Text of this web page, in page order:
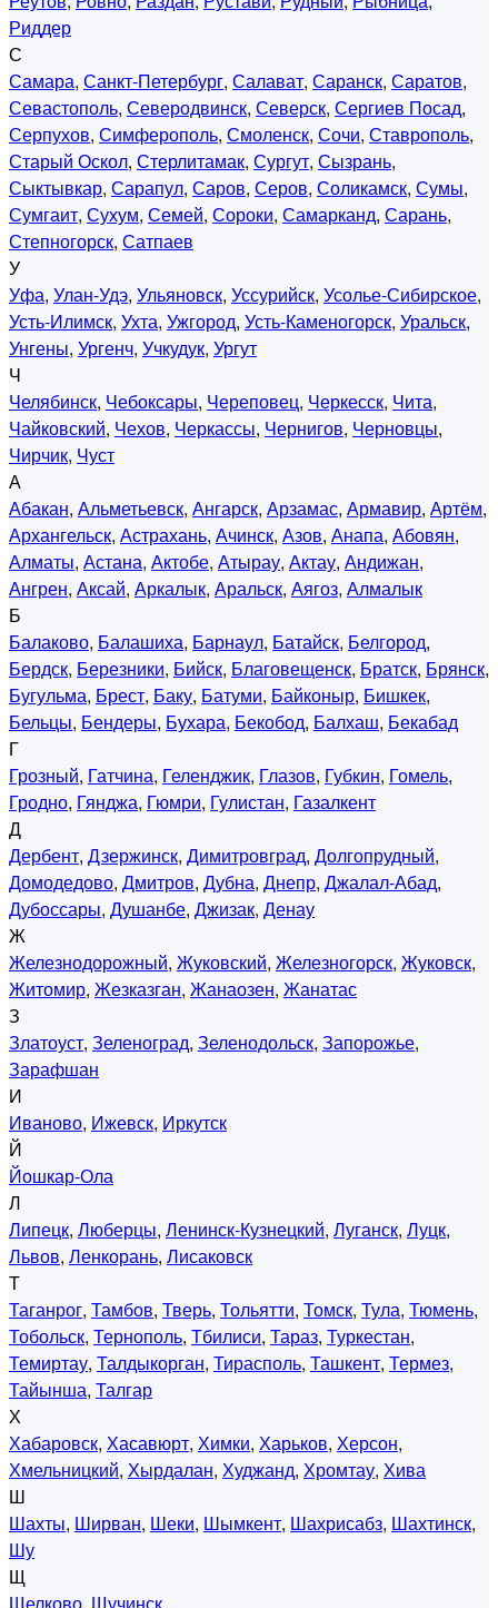
Риддер
С
Самара, Санкт-Петербург, Салават, Саранск, Саратов,
Севастополь, Северодвинск, Северск, Сергиев Посад,
Серпухов, Симферополь, Смоленск, Сочи, Ставрополь,
Старый Оскол, Стерлитамак, Сургут, Сызрань,
Сыктывкар, Сарапул, Саров, Серов, Соликамск, Сумы,
Сумгаит, Сухум, Семей, Сороки, Самарканд, Сарань,
Степногорск, Сатпаев
У
Уфа, Улан-Удэ, Ульяновск, Уссурийск, Усолье-Сибирское,
Усть-Илимск, Ухта, Ужгород, Усть-Каменогорск, Уральск,
Унгены, Ургенч, Учкудук, Ургут
Ч
Челябинск, Чебоксары, Череповец, Черкесск, Чита,
Чайковский, Чехов, Черкассы, Чернигов, Черновцы,
Чирчик, Чуст
А
Абакан, Альметьевск, Ангарск, Арзамас, Армавир, Артём,
Архангельск, Астрахань, Ачинск, Азов, Анапа, Абовян,
Алматы, Астана, Актобе, Атырау, Актау, Андижан,
Ангрен, Аксай, Аркалык, Аральск, Аягоз, Алмалык
Б
Балаково, Балашиха, Барнаул, Батайск, Белгород,
Бердск, Березники, Бийск, Благовещенск, Братск, Брянск,
Бугульма, Брест, Баку, Батуми, Байконыр, Бишкек,
Бельцы, Бендеры, Бухара, Бекобод, Балхаш, Бекабад
Г
Грозный, Гатчина, Геленджик, Глазов, Губкин, Гомель,
Гродно, Гянджа, Гюмри, Гулистан, Газалкент
Д
Дербент, Дзержинск, Димитровград, Долгопрудный,
Домодедово, Дмитров, Дубна, Днепр, Джалал-Абад,
Дубоссары, Душанбе, Джизак, Денау
Ж
Железнодорожный, Жуковский, Железногорск, Жуковск,
Житомир, Жезказган, Жанаозен, Жанатас
З
Златоуст, Зеленоград, Зеленодольск, Запорожье,
Зарафшан
И
Иваново, Ижевск, Иркутск
Й
Йошкар-Ола
Л
Липецк, Люберцы, Ленинск-Кузнецкий, Луганск, Луцк,
Львов, Ленкорань, Лисаковск
Т
Таганрог, Тамбов, Тверь, Тольятти, Томск, Тула, Тюмень,
Тобольск, Тернополь, Тбилиси, Тараз, Туркестан,
Темиртау, Талдыкорган, Тирасполь, Ташкент, Термез,
Тайынша, Талгар
Х
Хабаровск, Хасавюрт, Химки, Харьков, Херсон,
Хмельницкий, Хырдалан, Худжанд, Хромтау, Хива
Ш
Шахты, Ширван, Шеки, Шымкент, Шахрисабз, Шахтинск,
Шу
Щ